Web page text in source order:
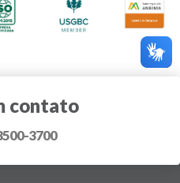
contato
3700